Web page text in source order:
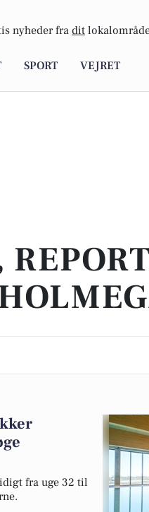
nyheder fra dit
SPORT VEJRET
fra uge 32 til